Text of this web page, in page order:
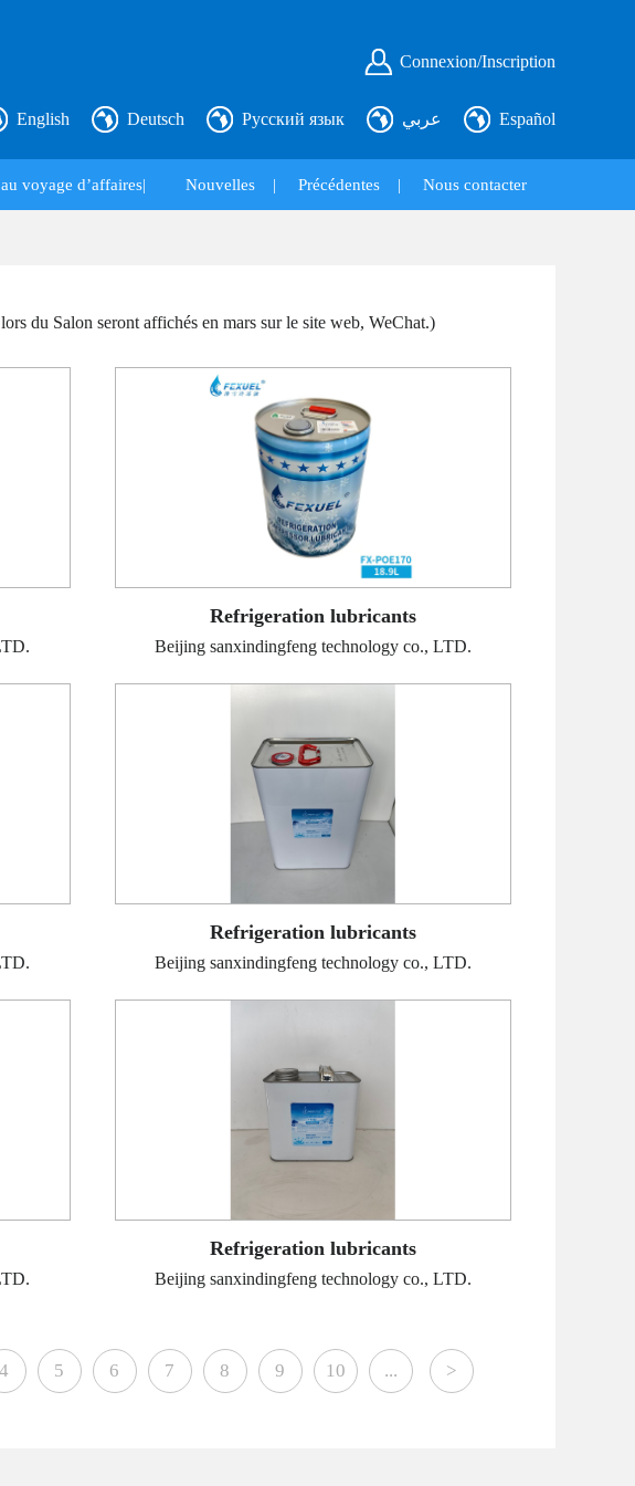
Connexion/Inscription
English Deutsch Русский язык عربي Español
voyage d’affaires| Nouvelles | Précédentes | Nous contacter
du Salon seront affichés en mars sur le site web, WeChat.)
Refrigeration lubricants
Beijing sanxindingfeng technology co., LTD.
Refrigeration lubricants
Beijing sanxindingfeng technology co., LTD.
Refrigeration lubricants
Beijing sanxindingfeng technology co., LTD.
4 5 6 7 8 9 10 ... >